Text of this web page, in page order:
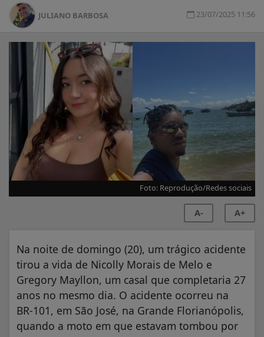
JULIANO BARBOSA 23/07/2025 11:56
Foto: Reprodução/Redes sociais
A- A+
Na noite de domingo (20), um trágico acidente
tirou a vida de Nicolly Morais de Melo e
Gregory Mayllon, um casal que completaria 27
anos no mesmo dia. O acidente ocorreu na
BR-101, em São José, na Grande Florianópolis,
quando a moto em que estavam tombou por